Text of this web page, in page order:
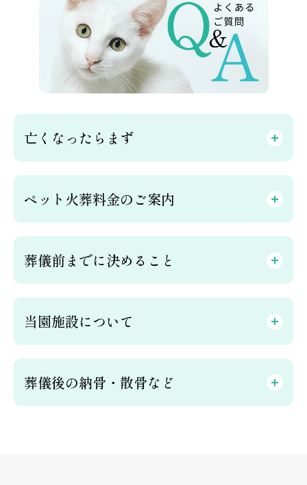
亡くなったらまず
ペット火葬料金のご案内
葬儀前までに決めること
当園施設について
葬儀後の納骨・散骨など